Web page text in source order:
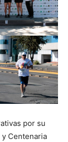
por su
Centenaria